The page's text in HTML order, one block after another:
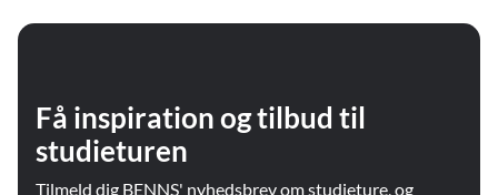
Få inspiration og tilbud til
studieturen
Tilmeld dig BENNS' nyhedsbrev om studieture, og